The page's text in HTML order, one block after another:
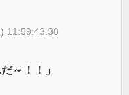
11:59:43.38
～！！」